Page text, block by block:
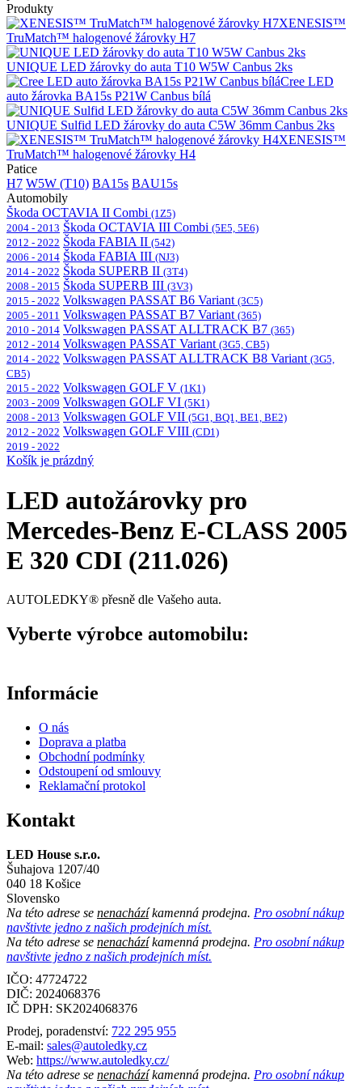
Produkty
XENESIS™
TruMatch™ halogenové žárovky H7
UNIQUE LED žárovky do auta T10 W5W Canbus 2ks
Cree LED
auto žárovka BA15s P21W Canbus bílá
UNIQUE Sulfid LED žárovky do auta C5W 36mm Canbus 2ks
XENESIS™
TruMatch™ halogenové žárovky H4
Patice
H7 W5W (T10) BA15s BAU15s
Automobily
Škoda OCTAVIA II Combi (1Z5)
2004 - 2013 Škoda OCTAVIA III Combi (5E5, 5E6)
2012 - 2022 Škoda FABIA II (542)
2006 - 2014 Škoda FABIA III (NJ3)
2014 - 2022 Škoda SUPERB II (3T4)
2008 - 2015 Škoda SUPERB III (3V3)
2015 - 2022 Volkswagen PASSAT B6 Variant (3C5)
2005 - 2011 Volkswagen PASSAT B7 Variant (365)
2010 - 2014 Volkswagen PASSAT ALLTRACK B7 (365)
2012 - 2014 Volkswagen PASSAT Variant (3G5, CB5)
2014 - 2022 Volkswagen PASSAT ALLTRACK B8 Variant (3G5,
CB5)
2015 - 2022 Volkswagen GOLF V (1K1)
2003 - 2009 Volkswagen GOLF VI (5K1)
2008 - 2013 Volkswagen GOLF VII (5G1, BQ1, BE1, BE2)
2012 - 2022 Volkswagen GOLF VIII (CD1)
2019 - 2022
Košík je prázdný
LED autožárovky pro
Mercedes-Benz E-CLASS 2005
E 320 CDI (211.026)
AUTOLEDKY® přesně dle Vašeho auta.
Vyberte výrobce automobilu:
Informácie
O nás
Doprava a platba
Obchodní podmínky
Odstoupení od smlouvy
Reklamační protokol
Kontakt
LED House s.r.o.
Šuhajova 1207/40
040 18 Košice
Slovensko
Na této adrese se nenacházíkamenná prodejna. Pro osobní nákup
navštivte jedno z našich prodejních míst.
Na této adrese se nenacházíkamenná prodejna. Pro osobní nákup
navštivte jedno z našich prodejních míst.
IČO: 47724722
DIČ: 2024068376
IČ DPH: SK2024068376
Prodej, poradenství: 722 295 955
E-mail: sales@autoledky.cz
Web: https://www.autoledky.cz/
Na této adrese se nenacházíkamenná prodejna. Pro osobní nákup